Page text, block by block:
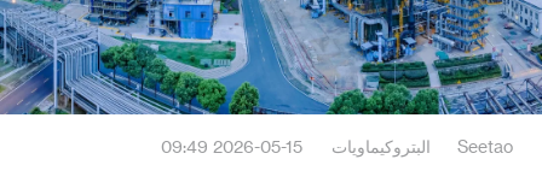
Seetao البتروكيماويات 2026-05-15 09:49